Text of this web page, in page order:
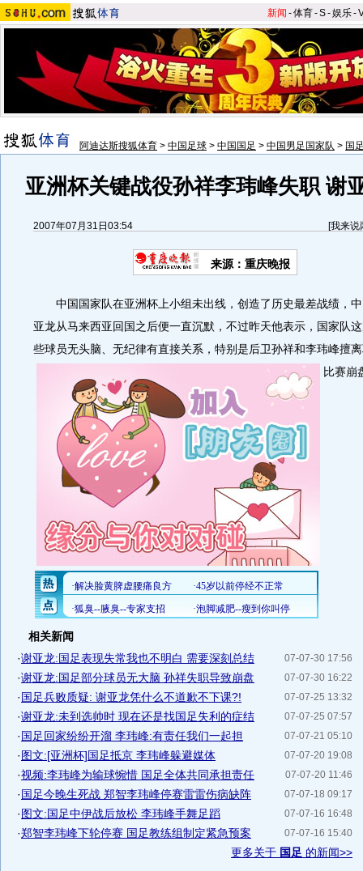
新闻 -体育-S-娱乐-
阿迪达斯搜狐体育 > 中国足球 > 中国国足 > 中国男足国家队 > 国
亚洲杯关键战役孙祥李玮峰失职 谢
2007年07月31日03:54 [我来说
来源：重庆晚报
中国国家队在亚洲杯上小组未出线，创造了历史最差战绩，中
亚龙从马来西亚回国之后便一直沉默，不过昨天他表示，国家队
些球员无头脑、无纪律有直接关系，特别是后卫孙祥和李玮峰擅
比赛崩
相关新闻
07-07-30 17:56
·谢亚龙:国足表现失常我也不明白 需要深刻总结
07-07-30 16:22
·谢亚龙:国足部分球员无大脑 孙祥失职导致崩盘
07-07-25 13:32
·国足兵败质疑: 谢亚龙凭什么不道歉不下课?!
07-07-25 07:57
·谢亚龙:未到选帅时 现在还是找国足失利的症结
07-07-21 05:10
·国足回家纷纷开溜 李玮峰:有责任我们一起担
07-07-20 19:08
·图文:[亚洲杯]国足抵京 李玮峰躲避媒体
07-07-20 11:46
·视频:李玮峰为输球惋惜 国足全体共同承担责任
07-07-18 09:17
·国足今晚生死战 郑智李玮峰停赛雷雷伤病缺阵
07-07-16 16:48
·图文:国足中伊战后放松 李玮峰手舞足蹈
07-07-16 15:40
·郑智李玮峰下轮停赛 国足教练组制定紧急预案
更多关于 国足 的新闻>>